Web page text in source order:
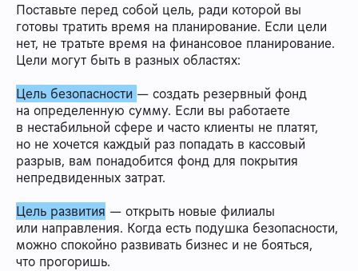
Поставьте перед собой цель, ради которой вы
готовы тратить время на планирование. Если цели
нет, не тратьте время на финансовое планирование.
Цели могут быть в разных областях:
Цель безопасности — создать резервный фонд
на определенную сумму. Если вы работаете
в нестабильной сфере и часто клиенты не платят,
но не хочется каждый раз попадать в кассовый
разрыв, вам понадобится фонд для покрытия
непредвиденных затрат.
Цель развития — открыть новые филиалы
или направления. Когда есть подушка безопасности,
можно спокойно развивать бизнес и не бояться,
что прогоришь.